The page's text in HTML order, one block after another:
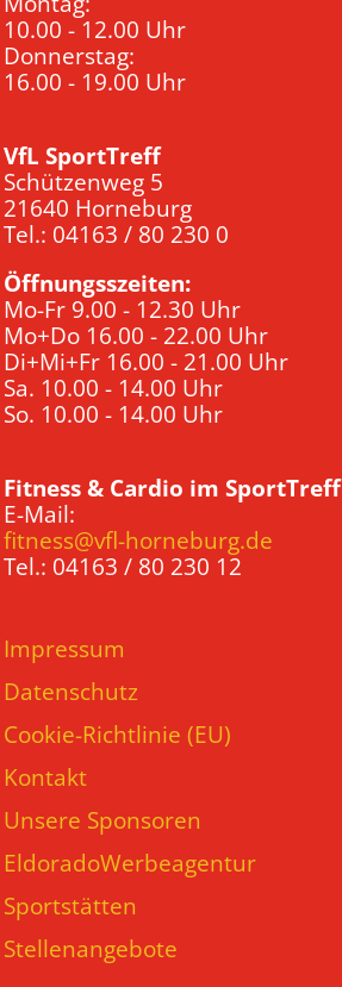
10.00 - 12.00 Uhr
Donnerstag:
16.00 - 19.00 Uhr
VfL SportTreff
Schützenweg 5
21640 Horneburg
Tel.: 04163 / 80 230 0
Öffnungsszeiten:
Mo-Fr 9.00 - 12.30 Uhr
Mo+Do 16.00 - 22.00 Uhr
Di+Mi+Fr 16.00 - 21.00 Uhr
Sa. 10.00 - 14.00 Uhr
So. 10.00 - 14.00 Uhr
Fitness & Cardio im SportTreff
E-Mail:
fitness@vfl-horneburg.de
Tel.: 04163 / 80 230 12
Impressum
Datenschutz
Cookie-Richtlinie (EU)
Kontakt
Unsere Sponsoren
EldoradoWerbeagentur
Sportstätten
Stellenangebote